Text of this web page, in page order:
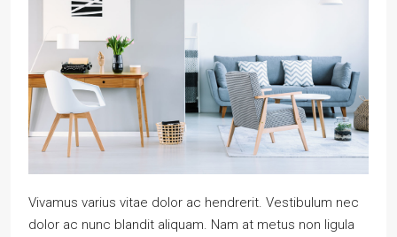
Vivamus varius vitae dolor ac hendrerit. Vestibulum nec
dolor ac nunc blandit aliquam. Nam at metus non ligula